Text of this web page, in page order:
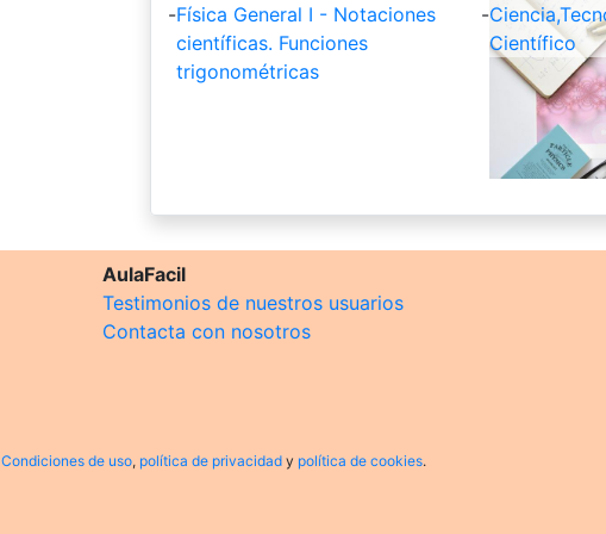
-Física General I - Notaciones
científicas. Funciones
trigonométricas
-
Científico
AulaFacil
Testimonios de nuestros usuarios
Contacta con nosotros
Condiciones de uso, política de privacidad y política de cookies.